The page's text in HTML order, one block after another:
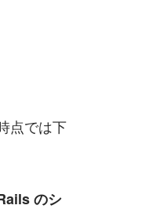
点では下
のシ